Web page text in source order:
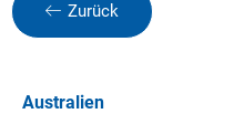
Zurück
Australien